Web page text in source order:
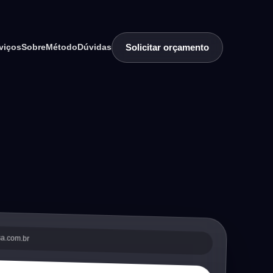
SobreMétodoDúvidas Solicitar orçamento